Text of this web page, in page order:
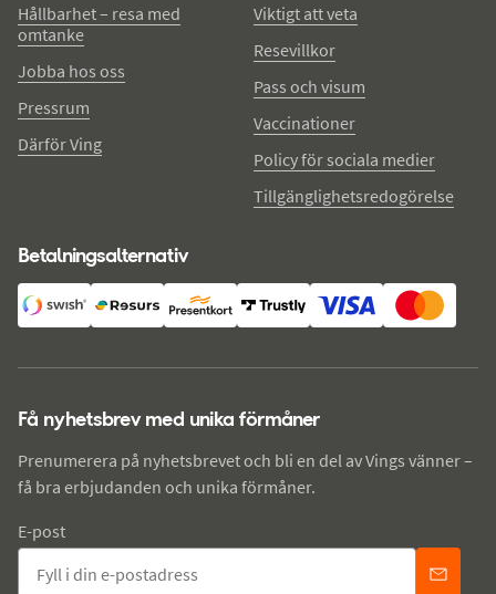
Hållbarhet – resa med
omtanke
Jobba hos oss
Pressrum
Därför Ving
Viktigt att veta
Resevillkor
Pass och visum
Vaccinationer
Policy för sociala medier
Tillgänglighetsredogörelse
Betalningsalternativ
Få nyhetsbrev med unika förmåner
Prenumerera på nyhetsbrevet och bli en del av Vings vänner –
få bra erbjudanden och unika förmåner.
E-post